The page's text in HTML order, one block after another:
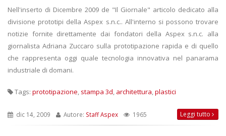
Nell'inserto di Dicembre 2009 de "Il Giornale" articolo dedicato alla
divisione prototipi della Aspex s.n.c.. All'interno si possono trovare
notizie fornite direttamente dai fondatori della Aspex s.n.c. alla
giornalista Adriana Zuccaro sulla prototipazione rapida e di quello
che rappresenta oggi quale tecnologia innovativa nel panarama
industriale di domani.
Tags: prototipazione, stampa 3d, architettura,plastici
dic 14, 2009 Autore: Staff Aspex 1965 Leggi tutto